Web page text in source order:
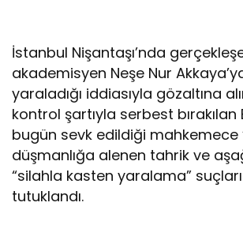
İstanbul Nişantaşı’nda
akademisyen Neşe Nur
yaraladığı iddiasıyla gözaltına
kontrol şartıyla serbest bırakılan
bugün sevk edildiği mahkemece
düşmanlığa alenen tahrik ve
“silahla kasten yaralama”
tutuklandı.